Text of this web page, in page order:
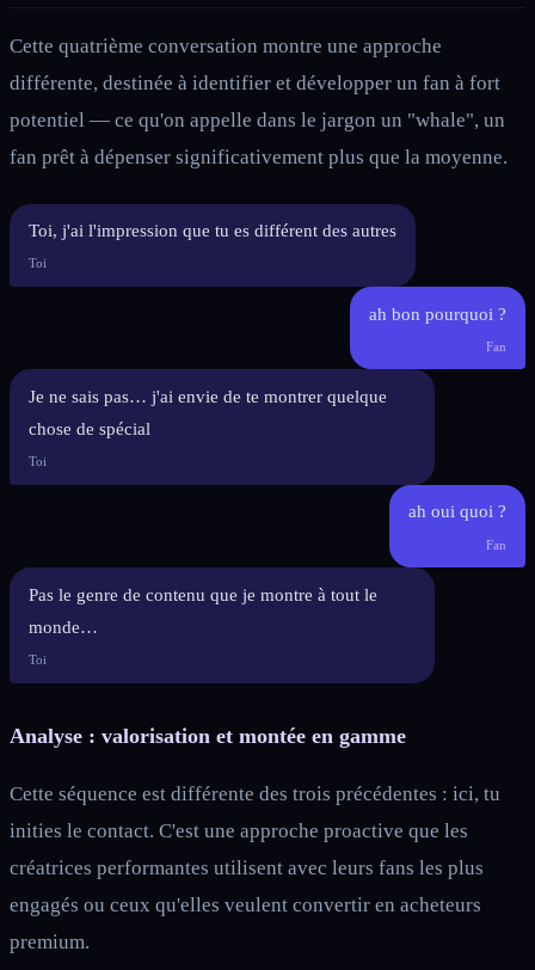
Cette quatrième conversation montre une approche
différente, destinée à identifier et développer un fan à fort
potentiel — ce qu'on appelle dans le jargon un "whale", un
fan prêt à dépenser significativement plus que la moyenne.
Toi, j'ai l'impression que tu es différent des autres
Toi
ah bon pourquoi ?
Fan
Je ne sais pas… j'ai envie de te montrer quelque
chose de spécial
Toi
ah oui quoi ?
Fan
Pas le genre de contenu que je montre à tout le
monde…
Toi
Analyse : valorisation et montée en gamme
Cette séquence est différente des trois précédentes : ici, tu
inities le contact. C'est une approche proactive que les
créatrices performantes utilisent avec leurs fans les plus
engagés ou ceux qu'elles veulent convertir en acheteurs
premium.